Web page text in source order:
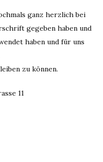
ganz herzlich bei
gegeben haben und
haben und für uns
zu können.
11